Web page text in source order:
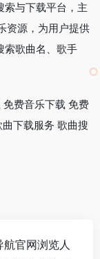
索与下载平台，主
资源，为用户提供
索歌曲名、歌手
费音乐下载 免费
下载服务 歌曲搜
航官网浏览人